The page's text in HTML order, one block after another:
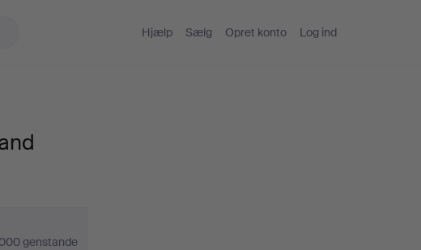
Hjælp Sælg Opret konto Log ind
genstande